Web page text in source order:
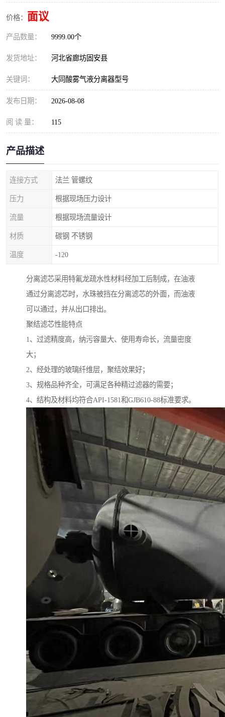
价格： 面议
产品数量： 9999.00个
发货地址： 河北省廊坊固安县
关键词： 大同酸雾气液分离器型号
发布日期： 2026-08-08
阅 读 量： 115
产品描述
连接方式 法兰 管螺纹
压力 根据现场压力设计
流量 根据现场流量设计
材质 碳钢 不锈钢
温度 -120
分离滤芯采用特氟龙疏水性材料经加工后制成，在油液
通过分离滤芯时，水珠被挡在分离滤芯的外面，而油液
可以通过，并从出口排出。
聚结滤芯性能特点
1、过滤精度高，纳污容量大、使用寿命长，流量密度
大；
2、经处理的玻璃纤维层，聚结效果好；
3、规格品种齐全，可满足各种精过滤器的需要；
4、结构及材料均符合API-1581和GJB610-88标准要求。